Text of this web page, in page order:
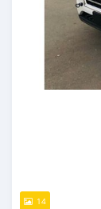
14